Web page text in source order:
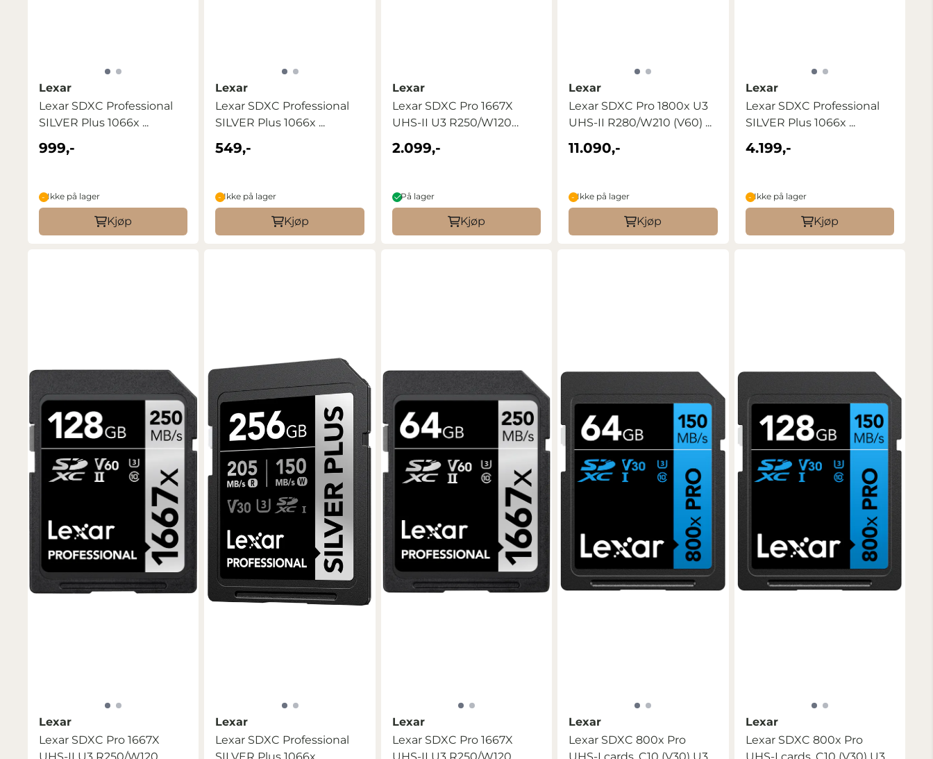
Lexar
Lexar SDXC Professional
SILVER Plus 1066x ...
999,-
Ikke på lager
Kjøp
Lexar
Lexar SDXC Professional
SILVER Plus 1066x ...
549,-
Ikke på lager
Kjøp
Lexar
Lexar SDXC Pro 1667X
UHS-II U3 R250/W120
(V60) ...
2.099,-
På lager
Kjøp
Lexar
Lexar SDXC Pro 1800x U3
UHS-II R280/W210 (V60) ...
11.090,-
Ikke på lager
Kjøp
Lexar
Lexar SDXC Professional
SILVER Plus 1066x ...
4.199,-
Ikke på lager
Kjøp
Lexar
Lexar SDXC Pro 1667X
Lexar
Lexar SDXC Professional
Lexar
Lexar SDXC Pro 1667X
Lexar
Lexar SDXC 800x Pro
Lexar
Lexar SDXC 800x Pro